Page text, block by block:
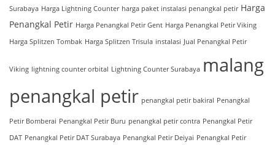
Surabaya Harga Lightning Counter harga paket instalasi penangkal petir Harga
Penangkal Petir Harga Penangkal Petir Gent Harga Penangkal Petir Viking
Harga Splitzen Tombak Harga Splitzen Trisula instalasi Jual Penangkal Petir
Viking lightning counter orbital Lightning Counter Surabaya malang
penangkal petir penangkal petir bakiral Penangkal
Petir Bomberai Penangkal Petir Buru penangkal petir contra Penangkal Petir
DAT Penangkal Petir DAT Surabaya Penangkal Petir Deiyai Penangkal Petir